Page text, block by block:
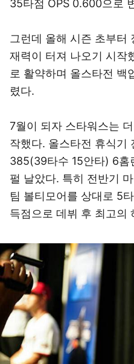
35타점 OPS 0.600으로
그런데 올해 시즌 초부터
재력이 터져 나오기 시작
로 활약하며 올스타전 백
렸다.
7월이 되자 스타워스는
작했다. 올스타전 휴식기
385(39타수 15안타) 6홈
펄 날았다. 특히 전반기
팀 볼티모어를 상대로 5
득점으로 데뷔 후 최고의